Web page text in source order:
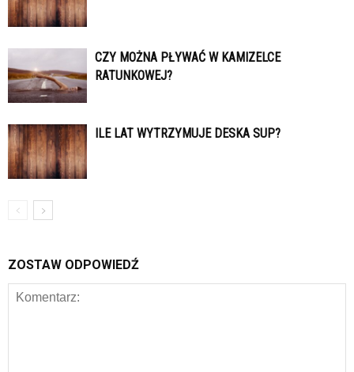
CZY MOŻNA PŁYWAĆ W KAMIZELCE
RATUNKOWEJ?
ILE LAT WYTRZYMUJE DESKA SUP?
ZOSTAW ODPOWIEDŹ